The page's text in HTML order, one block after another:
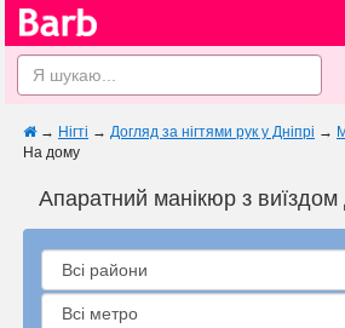
→ Нігті → Догляд за нігтями рук у Дніпрі →
На дому
Апаратний манікюр з виїздом